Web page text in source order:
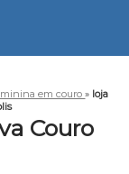
em couro» loja
Couro